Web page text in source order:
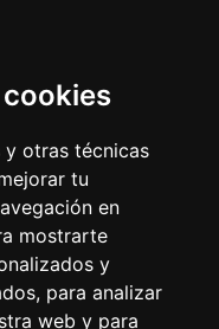
y otras técnicas
tu
en
mostrarte
y
para analizar
web y para